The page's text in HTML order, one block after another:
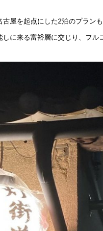
屋を起点にした2泊のプラン
に来る富裕層に交じり、フル